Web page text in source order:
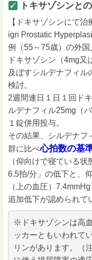
トキサゾシンと
【ドキサゾシンにて
ign Prostatic
例（55～75歳）の外国
ドキサゾシン（4mg又
及ぼすシルデナフィル
検討。
2週間連日１日１回ド
ルデナフィル25mg（
１錠併用投与。
その結果、シルデナフ
群に比べ心拍数の基
（仰向けで寝ている
6.5拍/分」の低下と、
（上の血圧）
追加低下が認められて
※ドキサゾシンは高
ッカーともいわれて
リンがあります。（